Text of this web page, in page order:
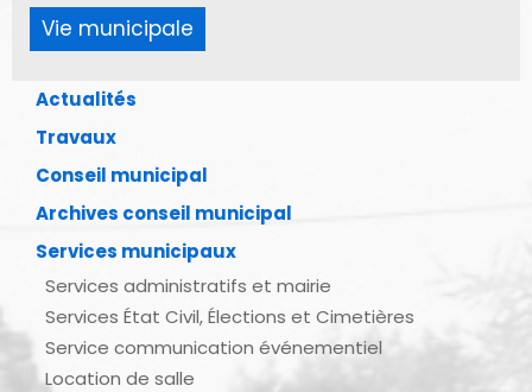
Vie municipale
Actualités
Travaux
Conseil municipal
Archives conseil municipal
Services municipaux
Services administratifs et mairie
Services État Civil, Élections et Cimetières
Service communication événementiel
Location de salle